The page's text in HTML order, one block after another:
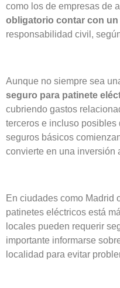
como los de empresas de
obligatorio contar con un
responsabilidad civil,
Aunque no siempre sea
seguro para patinete
cubriendo gastos
terceros e incluso posibles
seguros básicos
convierte en una inversión
En ciudades como Madrid
patinetes eléctricos está
locales pueden requerir
importante informarse
localidad para evitar